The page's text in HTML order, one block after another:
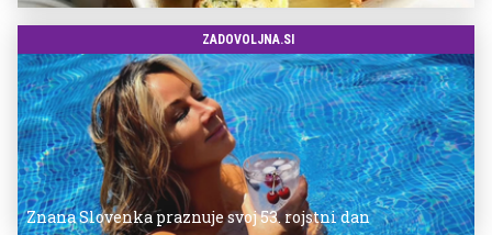
ZADOVOLJNA.SI
Znana Slovenka praznuje svoj 53. rojstni dan